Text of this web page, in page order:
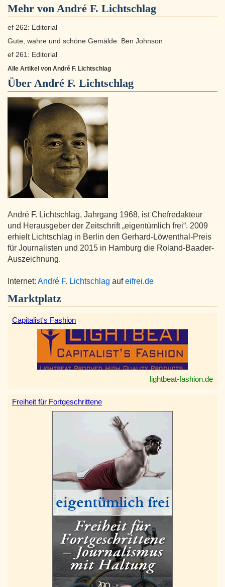
Mehr von André F. Lichtschlag
ef 262: Editorial
Gute, wahre und schöne Gemälde: Ben Johnson
ef 261: Editorial
Alle Artikel von André F. Lichtschlag
Über André F. Lichtschlag
André F. Lichtschlag, Jahrgang 1968, ist Chefredakteur
und Herausgeber der Zeitschrift „eigentümlich frei“. 2009
erhielt Lichtschlag in Berlin den Gerhard-Löwenthal-Preis
für Journalisten und 2015 in Hamburg die Roland-Baader-
Auszeichnung.
Internet: André F. Lichtschlag aufeifrei.de
Marktplatz
Capitalist's Fashion
lightbeat-fashion.de
Freiheit für Fortgeschrittene